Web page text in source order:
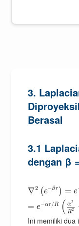
3.
Berasal
3.1
dengan β
∇2 (e−βr ) = e
= e−αr/R ( α2
R2
Ini memiliki dua